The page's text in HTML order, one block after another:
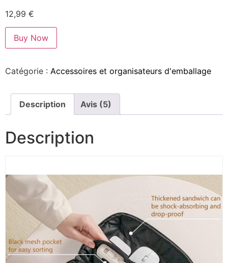
12,99 €
Buy Now
Catégorie : Accessoires et organisateurs d'emballage
Description Avis (5)
Description